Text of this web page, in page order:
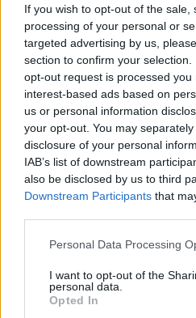
If you wish to opt-out of the
processing of your personal or
targeted advertising by us,
section to confirm your
opt-out request is processed you
interest-based ads based on
us or personal information
your opt-out. You may
disclosure of your personal
IAB’s list of downstream
also be disclosed by us to third
Downstream Participants that
Please note that this website/
not limited to your visit or usage
grant or deny consent to Google
use your data for below
Personal Data Processing
I want to opt-out of the
personal data.
Opted In
Légyszíves hagyd abba ezt
mögött áll dolgot.
mozog, mint az ország többi
csak x-szer annyi és
is van.
A Volán csak a többi
képest lehet előnyben, egy
Volán helyzete csak
hanyagolt lenne (pl. a
mielőtt megvádol valaki, 26
vagyok, tehát eléggé
évelen át sokszorannyi
Lehet ezt ragozni, de a
többi klubból leginkább
sokkal inkább egy olyan
képes birodalmat építeni.